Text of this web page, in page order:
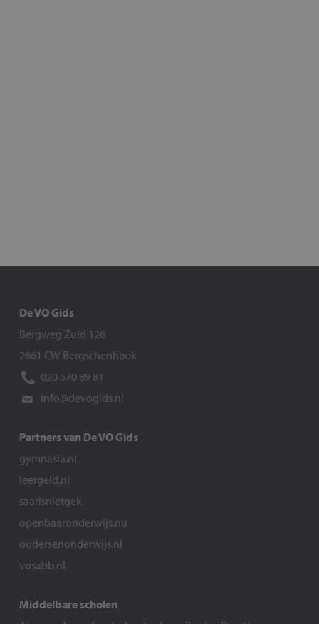
De VO Gids
Bergweg Zuid 126
2661 CW Bergschenhoek
020 570 89 81
info@devogids.nl
Partners van De VO Gids
gymnasia.nl
leergeld.nl
saarisnietgek
openbaaronderwijs.nu
oudersenonderwijs.nl
vosabb.nl
Middelbare scholen